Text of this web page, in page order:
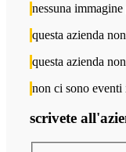
nessuna immagine
questa azienda
questa azienda
non ci sono
scrivete